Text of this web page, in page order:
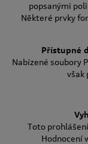
popsanými
Některé prvky
Přístupné
Nabízené soubory
však
Toto
Hodnocení